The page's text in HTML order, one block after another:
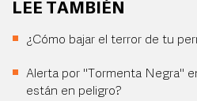
LEE TAMBIÉN
¿Cómo bajar el terror de tu
Alerta por "Tormenta Negra"
están en peligro?